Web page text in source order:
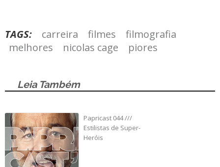
TAGS: carreira filmes
filmografia
melhores
nicolas cage piores
Leia Também
Papricast 044 ///
Estilistas de Super-
Heróis